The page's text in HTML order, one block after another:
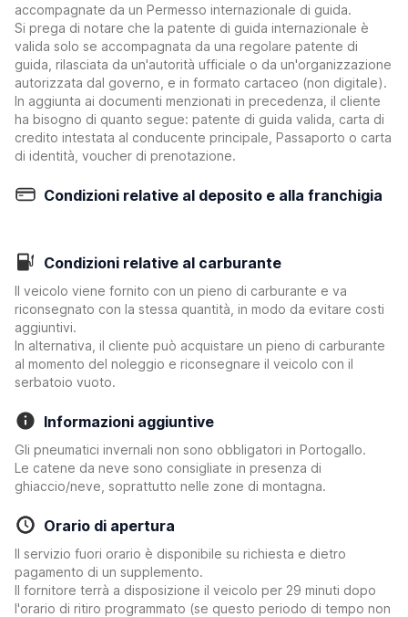
accompagnate da un Permesso internazionale di guida.
Si prega di notare che la patente di guida internazionale è
valida solo se accompagnata da una regolare patente di
guida, rilasciata da un'autorità ufficiale o da un'organizzazione
autorizzata dal governo, e in formato cartaceo (non digitale).
In aggiunta ai documenti menzionati in precedenza, il cliente
ha bisogno di quanto segue: patente di guida valida, carta di
credito intestata al conducente principale, Passaporto o carta
di identità, voucher di prenotazione.
Condizioni relative al deposito e alla franchigia
Condizioni relative al carburante
Il veicolo viene fornito con un pieno di carburante e va
riconsegnato con la stessa quantità, in modo da evitare costi
aggiuntivi.
In alternativa, il cliente può acquistare un pieno di carburante
al momento del noleggio e riconsegnare il veicolo con il
serbatoio vuoto.
Informazioni aggiuntive
Gli pneumatici invernali non sono obbligatori in Portogallo.
Le catene da neve sono consigliate in presenza di
ghiaccio/neve, soprattutto nelle zone di montagna.
Orario di apertura
Il servizio fuori orario è disponibile su richiesta e dietro
pagamento di un supplemento.
Il fornitore terrà a disposizione il veicolo per 29 minuti dopo
l'orario di ritiro programmato (se questo periodo di tempo non